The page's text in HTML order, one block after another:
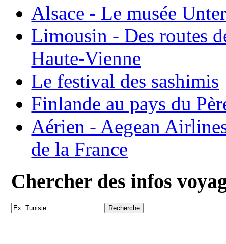
Alsace - Le musée
Limousin - Des routes
Haute-Vienne
Le festival des sashimis
Finlande au pays du
Aérien - Aegean
de la France
Chercher des infos